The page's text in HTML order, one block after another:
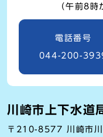
（午前8
電話番号
044-200-
川崎市上下水道
〒210-8577 川崎市川